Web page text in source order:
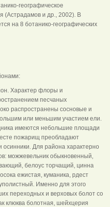
географическое
(Астрадамов и др., 2002). В
на 8 ботанико-географических
Характер флоры и
песчаных
распространены сосновые и
или меньшим участием ели.
имеются небольшие площади
пожарищ преобладают
Для района характерно
можжевельник обыкновенный,
белоус торчащий, цинна
ежистая, куманика, рдест
Именно для этого
переходных и верховых болот со
клюква болотная, шейхцерия